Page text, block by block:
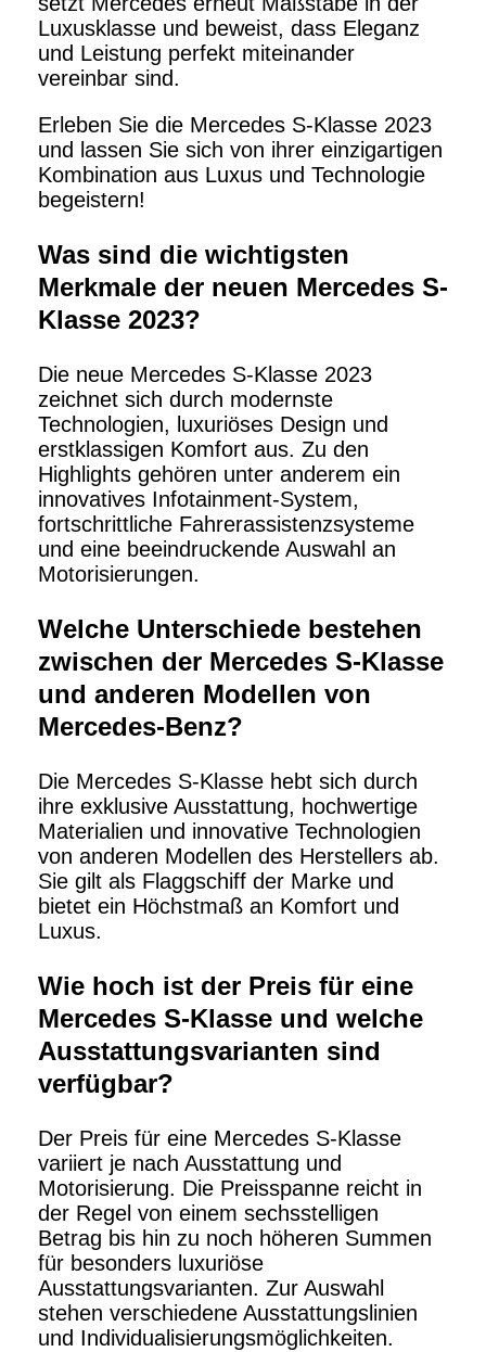
Luxusklasse und beweist, dass Eleganz
und Leistung perfekt miteinander
vereinbar sind.
Erleben Sie die Mercedes S-Klasse 2023
und lassen Sie sich von ihrer einzigartigen
Kombination aus Luxus und Technologie
begeistern!
Was sind die wichtigsten
Merkmale der neuen Mercedes S-
Klasse 2023?
Die neue Mercedes S-Klasse 2023
zeichnet sich durch modernste
Technologien, luxuriöses Design und
erstklassigen Komfort aus. Zu den
Highlights gehören unter anderem ein
innovatives Infotainment-System,
fortschrittliche Fahrerassistenzsysteme
und eine beeindruckende Auswahl an
Motorisierungen.
Welche Unterschiede bestehen
zwischen der Mercedes S-Klasse
und anderen Modellen von
Mercedes-Benz?
Die Mercedes S-Klasse hebt sich durch
ihre exklusive Ausstattung, hochwertige
Materialien und innovative Technologien
von anderen Modellen des Herstellers ab.
Sie gilt als Flaggschiff der Marke und
bietet ein Höchstmaß an Komfort und
Luxus.
Wie hoch ist der Preis für eine
Mercedes S-Klasse und welche
Ausstattungsvarianten sind
verfügbar?
Der Preis für eine Mercedes S-Klasse
variiert je nach Ausstattung und
Motorisierung. Die Preisspanne reicht in
der Regel von einem sechsstelligen
Betrag bis hin zu noch höheren Summen
für besonders luxuriöse
Ausstattungsvarianten. Zur Auswahl
stehen verschiedene Ausstattungslinien
und Individualisierungsmöglichkeiten.